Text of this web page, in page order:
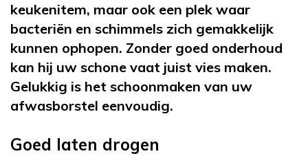
keukenitem, maar ook een plek waar
bacteriën en schimmels zich gemakkelijk
kunnen ophopen. Zonder goed onderhoud
kan hij uw schone vaat juist vies maken.
Gelukkig is het schoonmaken van uw
afwasborstel eenvoudig.
Goed laten drogen